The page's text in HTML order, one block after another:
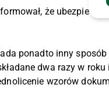
że
ponadto inny
dwa razy w
wzorów